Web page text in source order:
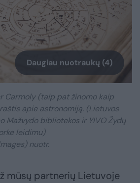
Daugiau nuotraukų (4)
Carmoly (taip pat žinomo kaip
apie astronomiją. (Lietuvos
Mažvydo bibliotekos ir YIVO Žydų
leidimu)
nuotr.
mūsų partnerių Lietuvoje